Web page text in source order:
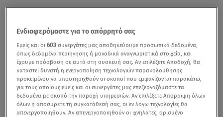
Ενδιαφερόμαστε για το απόρρητό σας
Εμείς και οι603 συνεργάτες μας αποθηκεύουμε προσωπικά δεδομένα,
όπως δεδομένα περιήγησης ή μοναδικά αναγνωριστικά στοιχεία, και
έχουμε πρόσβαση σε αυτά στη συσκευή σας. Αν επιλέξετε Αποδοχή, θα
καταστεί δυνατή η ενεργοποίηση τεχνολογιών παρακολούθησης
προκειμένου να υποστηριχθούν οι σκοποί που εμφανίζονται παρακάτω,
για τους οποίους εμείς και οι συνεργάτες μας επεξεργαζόμαστε τα
δεδομένα με σκοπό την παροχή υπηρεσιών. Αν επιλέξετε Απόρριψη όλων
όλων ή αποσύρετε τη συγκατάθεσή σας, οι εν λόγω τεχνολογίες θα
απενεργοποιηθούν. Αν απενεργοποιηθούν οι ιχνηλάτες, ορισμένο